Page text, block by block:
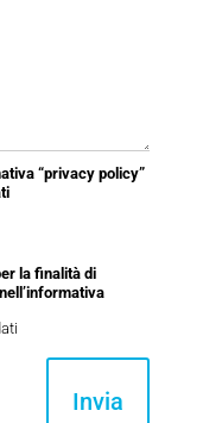
“privacy policy”
la finalità di
Invia